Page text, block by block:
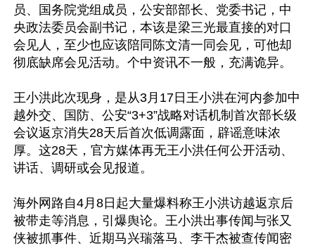
员、国务院党组成员，公安部部长、党委书记，中
央政法委员会副书记，本该是梁三光最直接的对口
会见人，至少也应该陪同陈文清一同会见，可他却
彻底缺席会见活动。个中资讯不一般，充满诡异。
王小洪此次现身，是从3月17日王小洪在河内参加中
越外交、国防、公安“3+3”战略对话机制首次部长级
会议返京消失28天后首次低调露面，辟谣意味浓
厚。这28天，官方媒体再无王小洪任何公开活动、
讲话、调研或会见报道。
海外网路自4月8日起大量爆料称王小洪访越返京后
被带走等消息，引爆舆论。王小洪出事传闻与张又
侠被抓事件、近期马兴瑞落马、李干杰被查传闻密